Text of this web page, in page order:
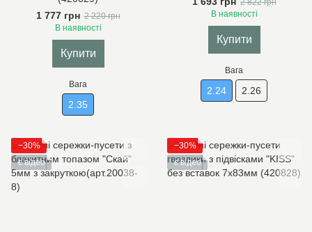
1 777 грн 2 220 грн
В наявності
Купити
Вага
2.35
2 822 грн
В наявності
Купити
Вага
2.24 2.26
−30%
є відео
−30%
є відео